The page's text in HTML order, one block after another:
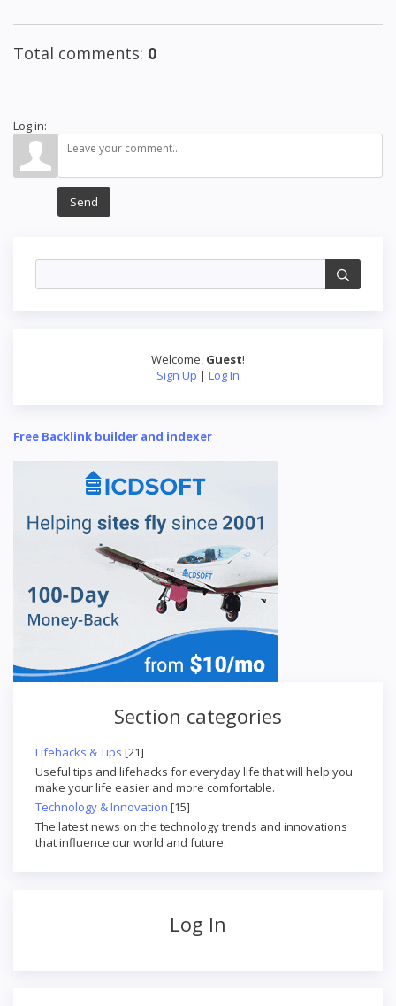
Welcome, Guest!
Sign Up | Log In
Free Backlink builder and indexer
Section categories
Lifehacks & Tips [21]
Useful tips and lifehacks for everyday life that will help you
make your life easier and more comfortable.
Technology & Innovation [15]
The latest news on the technology trends and innovations
that influence our world and future.
Log In
Total comments: 0
Log in:
Send